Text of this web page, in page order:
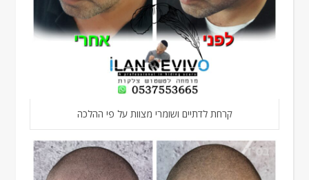
קרחת לדתיים ושומרי מצוות על פי ההלכה